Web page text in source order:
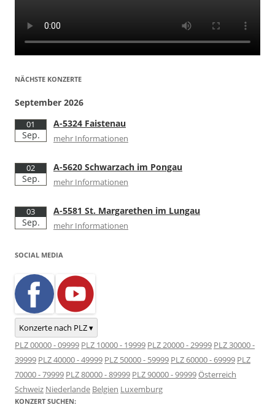
NÄCHSTE KONZERTE
September 2026
01
Sep.
A-5324 Faistenau
mehr Informationen
02
Sep.
A-5620 Schwarzach im Pongau
mehr Informationen
03
Sep.
A-5581 St. Margarethen im Lungau
mehr Informationen
SOCIAL MEDIA
Konzerte nach PLZ ▾
PLZ 00000 - 09999 PLZ 10000 - 19999 PLZ 20000 - 29999 PLZ 30000 -
39999 PLZ 40000 - 49999 PLZ 50000 - 59999 PLZ 60000 - 69999 PLZ
70000 - 79999 PLZ 80000 - 89999 PLZ 90000 - 99999Österreich
Schweiz Niederlande Belgien Luxemburg
KONZERT SUCHEN: